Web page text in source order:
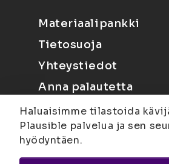
Materiaalipankki
Tietosuoja
Yhteystiedot
Anna palautetta
Haluaisimme tilastoida
Plausible palvelua ja sen
hyödyntäen.